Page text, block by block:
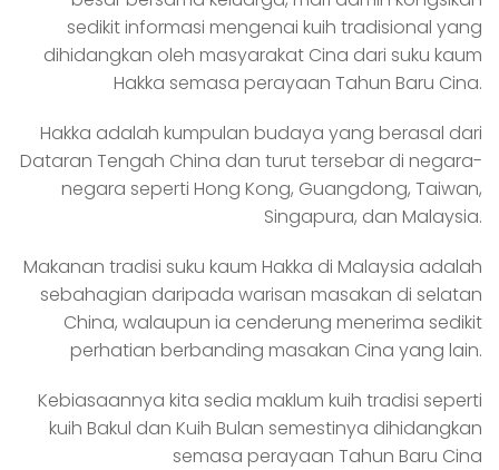
sedikit informasi mengenai kuih tradisional yang
dihidangkan oleh masyarakat Cina dari suku kaum
Hakka semasa perayaan Tahun Baru Cina.
Hakka adalah kumpulan budaya yang berasal dari
Dataran Tengah China dan turut tersebar di negara-
negara seperti Hong Kong, Guangdong, Taiwan,
Singapura, dan Malaysia.
Makanan tradisi suku kaum Hakka di Malaysia adalah
sebahagian daripada warisan masakan di selatan
China, walaupun ia cenderung menerima sedikit
perhatian berbanding masakan Cina yang lain.
Kebiasaannya kita sedia maklum kuih tradisi seperti
kuih Bakul dan Kuih Bulan semestinya dihidangkan
semasa perayaan Tahun Baru Cina